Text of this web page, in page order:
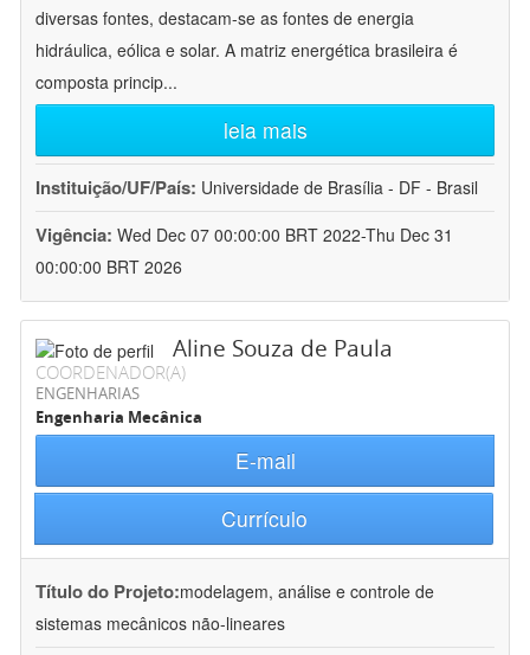
diversas fontes, destacam-se as fontes de energia
hidráulica, eólica e solar. A matriz energética brasileira é
composta princip...
leia mais
Instituição/UF/País: Universidade de Brasília - DF - Brasil
Vigência: Wed Dec 07 00:00:00 BRT 2022-Thu Dec 31
00:00:00 BRT 2026
Aline Souza de Paula
COORDENADOR(A)
ENGENHARIAS
Engenharia Mecânica
E-mail
Currículo
Título do Projeto:modelagem, análise e controle de
sistemas mecânicos não-lineares